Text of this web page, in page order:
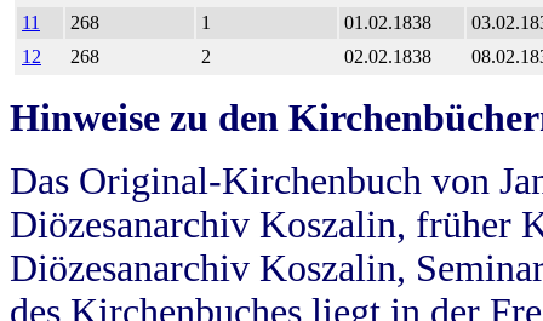
11
268 1 01.02.1838
12
268 2 02.02.1838
Hinweise zu den
Das Original-Kirchenbuch von
Diözesanarchiv Koszalin, früher
Diözesanarchiv Koszalin,
des Kirchenbuches liegt in der